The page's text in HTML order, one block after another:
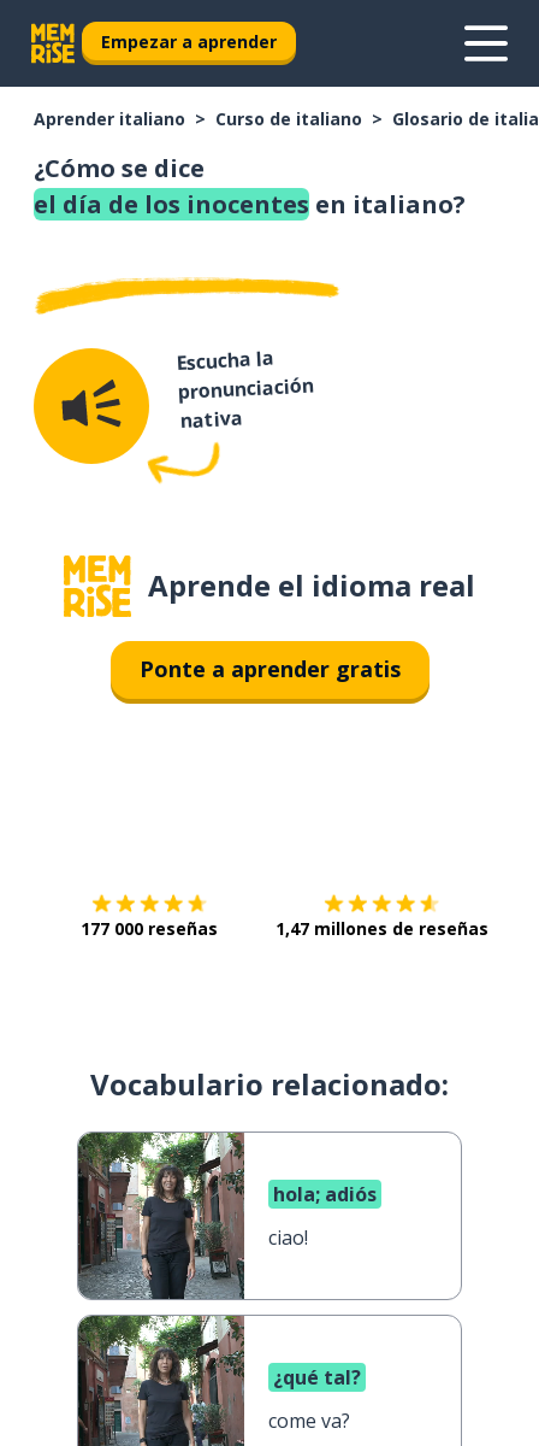
Empezar a aprender
Aprender italiano Curso de italiano Glosario de
¿Cómo se dice
el día de los inocentes en italiano?
Escucha la
pronunciación
nativa
Aprende el idioma real
Ponte a aprender gratis
177 000 reseñas 1,47 millones de reseñas
Vocabulario relacionado:
hola; adiós
ciao!
¿qué tal?
come va?